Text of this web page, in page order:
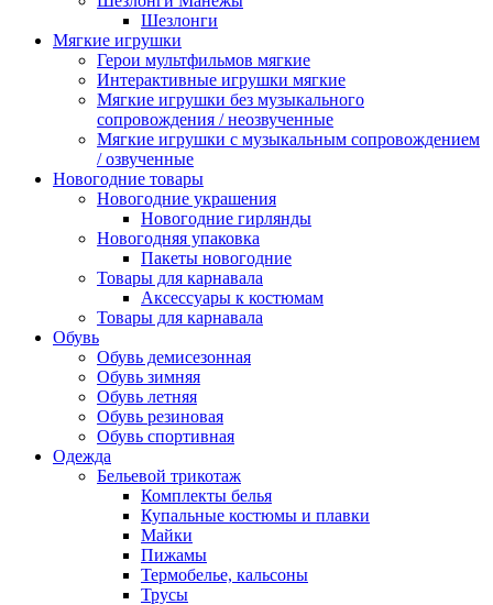
Шезлонги
Мягкие игрушки
Герои мультфильмов мягкие
Интерактивные игрушки мягкие
Мягкие игрушки без музыкального
сопровождения / неозвученные
Мягкие игрушки с музыкальным сопровождением
/ озвученные
Новогодние товары
Новогодние украшения
Новогодние гирлянды
Новогодняя упаковка
Пакеты новогодние
Товары для карнавала
Аксессуары к костюмам
Товары для карнавала
Обувь
Обувь демисезонная
Обувь зимняя
Обувь летняя
Обувь резиновая
Обувь спортивная
Одежда
Бельевой трикотаж
Комплекты белья
Купальные костюмы и плавки
Майки
Пижамы
Термобелье, кальсоны
Трусы